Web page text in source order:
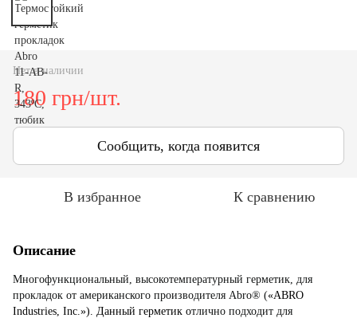
Нет в наличии
180 грн/шт.
Сообщить, когда появится
В избранное К сравнению
Описание
Многофункциональный, высокотемпературный герметик, для
прокладок от американского производителя Abro® («ABRO
Industries, Inc.»). Данный герметик отлично подходит для